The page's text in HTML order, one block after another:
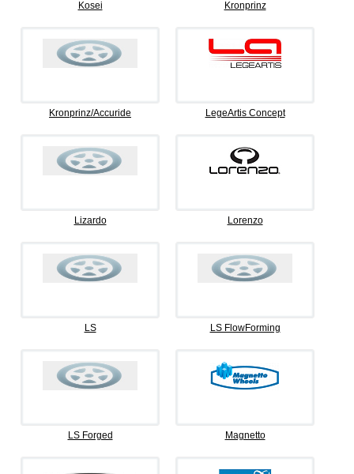
Kosei Kronprinz
Kronprinz/Accuride LegeArtis Concept
Lizardo Lorenzo
LS LS FlowForming
LS Forged Magnetto